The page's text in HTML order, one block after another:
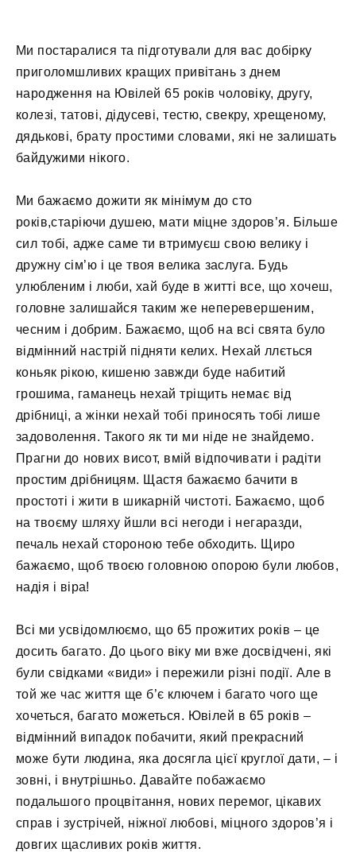
Ми постаралися та підготували для вас добірку
приголомшливих кращих привітань з днем
народження на Ювілей 65 років чоловіку, другу,
колезі, татові, дідусеві, тестю, свекру, хрещеному,
дядькові, брату простими словами, які не залишать
байдужими нікого.
Ми бажаємо дожити як мінімум до сто
років,старіючи душею, мати міцне здоров’я. Більше
сил тобі, адже саме ти втримуєш свою велику і
дружну сім’ю і це твоя велика заслуга. Будь
улюбленим і люби, хай буде в житті все, що хочеш,
головне залишайся таким же неперевершеним,
чесним і добрим. Бажаємо, щоб на всі свята було
відмінний настрій підняти келих. Нехай ллється
коньяк рікою, кишеню завжди буде набитий
грошима, гаманець нехай тріщить немає від
дрібниці, а жінки нехай тобі приносять тобі лише
задоволення. Такого як ти ми ніде не знайдемо.
Прагни до нових висот, вмій відпочивати і радіти
простим дрібницям. Щастя бажаємо бачити в
простоті і жити в шикарній чистоті. Бажаємо, щоб
на твоєму шляху йшли всі негоди і негаразди,
печаль нехай стороною тебе обходить. Щиро
бажаємо, щоб твоєю головною опорою були любов,
надія і віра!
Всі ми усвідомлюємо, що 65 прожитих років – це
досить багато. До цього віку ми вже досвідчені, які
були свідками «види» і пережили різні події. Але в
той же час життя ще б’є ключем і багато чого ще
хочеться, багато можеться. Ювілей в 65 років –
відмінний випадок побачити, який прекрасний
може бути людина, яка досягла цієї круглої дати, – і
зовні, і внутрішньо. Давайте побажаємо
подальшого процвітання, нових перемог, цікавих
справ і зустрічей, ніжної любові, міцного здоров’я і
довгих щасливих років життя.